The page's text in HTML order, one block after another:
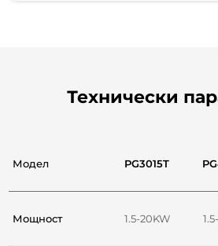
Технически
Модел PG3015T
Мощност 1.5-20KW